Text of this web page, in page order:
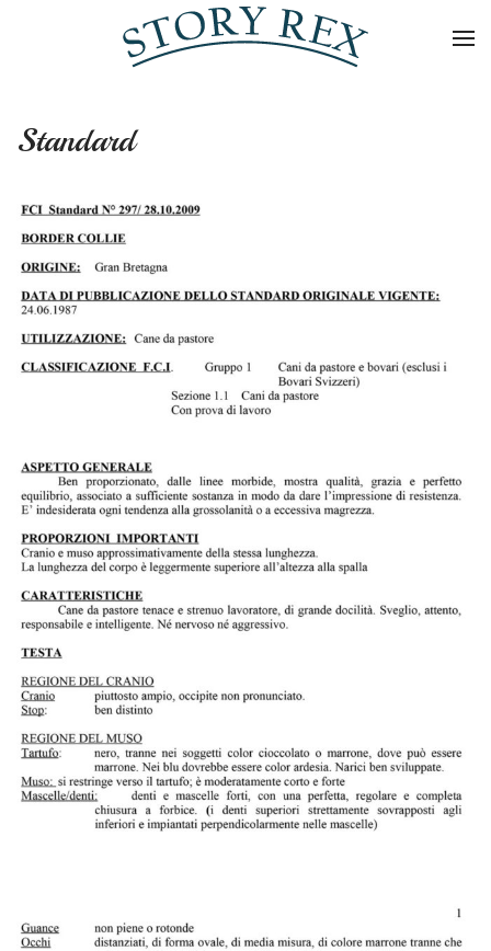
Skip to main content
Standard